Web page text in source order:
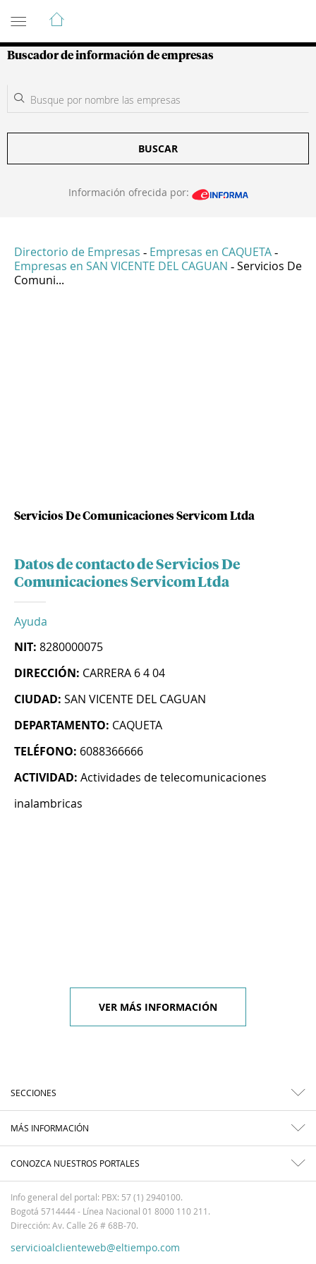
Guía de Empresas Colombianas
Buscador de información de empresas
BUSCAR
Información ofrecida por:
Directorio de Empresas - Empresas en CAQUETA -
Empresas en SAN VICENTE DEL CAGUAN - Servicios De
Comuni...
Servicios De Comunicaciones Servicom Ltda
Datos de contacto de Servicios De
Comunicaciones Servicom Ltda
Ayuda
NIT: 8280000075
DIRECCIÓN: CARRERA 6 4 04
CIUDAD: SAN VICENTE DEL CAGUAN
DEPARTAMENTO: CAQUETA
TELÉFONO: 6088366666
ACTIVIDAD: Actividades de telecomunicaciones
inalambricas
VER MÁS INFORMACIÓN
SECCIONES
MÁS INFORMACIÓN
CONOZCA NUESTROS PORTALES
Info general del portal: PBX: 57 (1) 2940100.
Bogotá 5714444 - Línea Nacional 01 8000 110 211.
Dirección: Av. Calle 26 # 68B-70.
servicioalclienteweb@eltiempo.com